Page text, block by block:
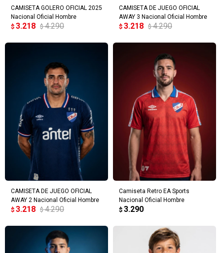
CAMISETA GOLERO OFICIAL 2025
Nacional Oficial Hombre
$ 3.218 $ 4.290
CAMISETA DE JUEGO OFICIAL
AWAY 3 Nacional Oficial Hombre
$ 3.218 $ 4.290
CAMISETA DE JUEGO OFICIAL
AWAY 2 Nacional Oficial Hombre
$ 3.218 $ 4.290
Camiseta Retro EA Sports
Nacional Oficial Hombre
$ 3.290